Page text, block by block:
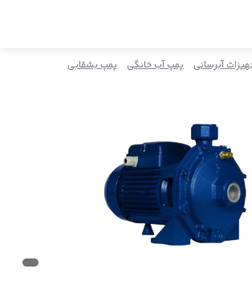
آبرسانی پمپ آب خانگی پمپ بشقابی